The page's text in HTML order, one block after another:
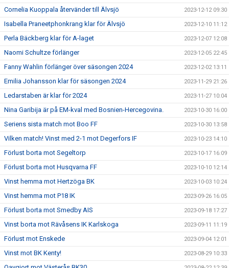
Cornelia Kuoppala återvänder till Älvsjö 2023-12-12 09:30
Isabella Praneetphonkrang klar för Älvsjö 2023-12-10 11:12
Perla Bäckberg klar för A-laget 2023-12-07 12:08
Naomi Schultze förlänger 2023-12-05 22:45
Fanny Wahlin förlänger över säsongen 2024 2023-12-02 13:11
Emilia Johansson klar för säsongen 2024 2023-11-29 21:26
Ledarstaben är klar för 2024 2023-11-27 10:04
Nina Garibija är på EM-kval med Bosnien-Hercegovina. 2023-10-30 16:00
Seriens sista match mot Boo FF 2023-10-30 13:58
Vilken match! Vinst med 2-1 mot Degerfors IF 2023-10-23 14:10
Förlust borta mot Segeltorp 2023-10-17 16:09
Förlust borta mot Husqvarna FF 2023-10-10 12:14
Vinst hemma mot Hertzöga BK 2023-10-03 10:24
Vinst hemma mot P18 IK 2023-09-26 16:05
Förlust borta mot Smedby AIS 2023-09-18 17:27
Vinst borta mot Rävåsens IK Karlskoga 2023-09-11 11:19
Förlust mot Enskede 2023-09-04 12:01
Vinst mot BK Kenty! 2023-08-29 10:33